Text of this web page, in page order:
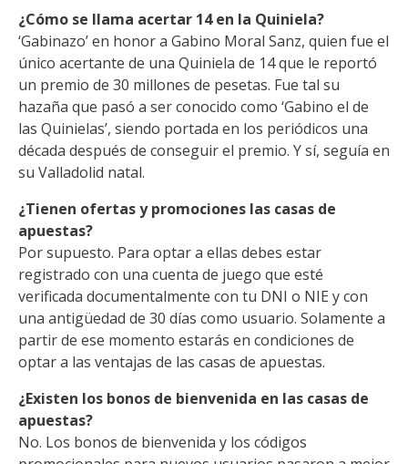
¿Cómo se llama acertar 14 en la Quiniela?
‘Gabinazo’ en honor a Gabino Moral Sanz, quien fue el
único acertante de una Quiniela de 14 que le reportó
un premio de 30 millones de pesetas. Fue tal su
hazaña que pasó a ser conocido como ‘Gabino el de
las Quinielas’, siendo portada en los periódicos una
década después de conseguir el premio. Y sí, seguía en
su Valladolid natal.
¿Tienen ofertas y promociones las casas de
apuestas?
Por supuesto. Para optar a ellas debes estar
registrado con una cuenta de juego que esté
verificada documentalmente con tu DNI o NIE y con
una antigüedad de 30 días como usuario. Solamente a
partir de ese momento estarás en condiciones de
optar a las ventajas de las casas de apuestas.
¿Existen los bonos de bienvenida en las casas de
apuestas?
No. Los bonos de bienvenida y los códigos